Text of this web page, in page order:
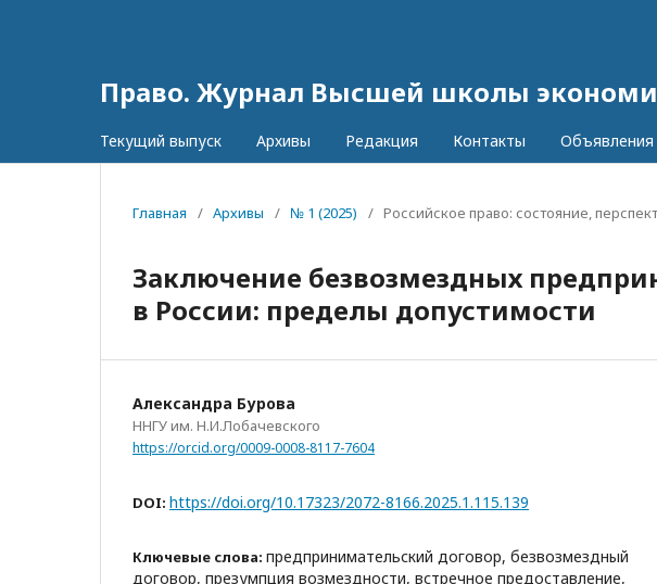
Право. Журнал Высшей школы
Текущий выпуск Архивы Редакция Контакты Объявления
Главная / Архивы / № 1 (2025) / Российское право: состояние,
Заключение безвозмездных
в России: пределы допустимости
Александра Бурова
ННГУ им. Н.И.Лобачевского
https://orcid.org/0009-0008-8117-7604
DOI: https://doi.org/10.17323/2072-8166.2025.1.115.139
Ключевые слова: предпринимательский договор, безвозмездный
договор, презумпция возмездности, встречное предоставление,